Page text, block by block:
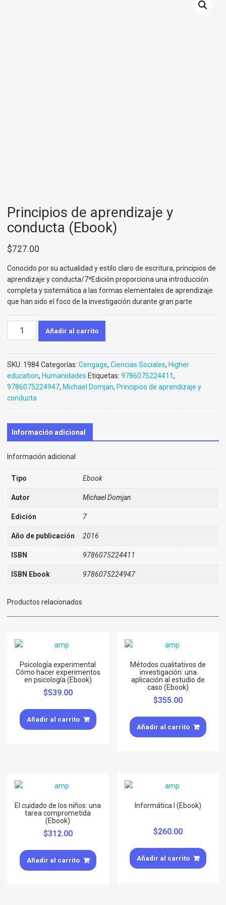
Principios de aprendizaje y
conducta (Ebook)
$727.00
Conocido por su actualidad y estilo claro de escritura, principios de
aprendizaje y conducta/7ªEdición proporciona una introducción
completa y sistemática a las formas elementales de aprendizaje
que han sido el foco de la investigación durante gran parte
Principios
Añadir al carrito
SKU: 1984Categorías: Cengage, Ciencias Sociales, Higher
education, Humanidades Etiquetas: 9786075224411,
9786075224947, Michael Domjan, Principios de aprendizaje y
conducta
Información adicional
Información adicional
Tipo Ebook
Autor Michael Domjan
Edición 7
Año de publicación 2016
ISBN 9786075224411
ISBN Ebook 9786075224947
Productos relacionados
Psicología experimental
Cómo hacer experimentos
en psicología (Ebook)
$539.00
Añadir al carrito
Métodos cualitativos de
investigación: una
aplicación al estudio de
caso (Ebook)
$355.00
Añadir al carrito
El cuidado de los niños: una
tarea comprometida
(Ebook)
$312.00
Añadir al carrito
Informática I (Ebook)
$260.00
Añadir al carrito